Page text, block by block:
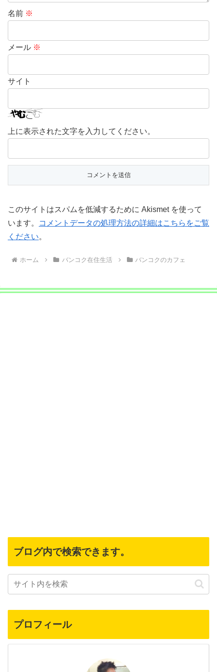
名前 ※
メール ※
サイト
上に表示された文字を入力してください。
このサイトはスパムを低減するために Akismet を使って
います。
コメントデータの処理方法の詳細はこちらをご覧
ください。
ホーム バンコク在住生活 バンコクのカフェ
ブログ内で検索できます。
プロフィール